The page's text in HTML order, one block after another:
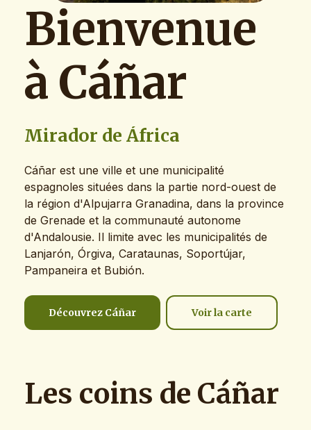
Bienvenue
à Cáñar
Mirador de África
Cáñar est une ville et une municipalité
espagnoles situées dans la partie nord-ouest de
la région d'Alpujarra Granadina, dans la province
de Grenade et la communauté autonome
d'Andalousie. Il limite avec les municipalités de
Lanjarón, Órgiva, Carataunas, Soportújar,
Pampaneira et Bubión.
Découvrez Cáñar Voir la carte
Les coins de Cáñar